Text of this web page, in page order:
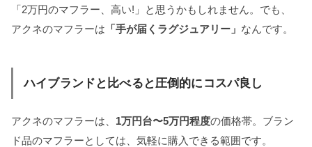
「2万円のマフラー、高い!」と思うかもしれません。でも、
アクネのマフラーは 「手が届くラグジュアリー」 なんです。
ハイブランドと比べると圧倒的にコスパ良し
アクネのマフラーは、 1万円台〜5万円程度の価格帯。ブラン
ド品のマフラーとしては、気軽に購入できる範囲です。